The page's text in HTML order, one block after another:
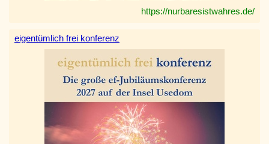
https://nurbaresistwahres.de/
eigentümlich frei konferenz